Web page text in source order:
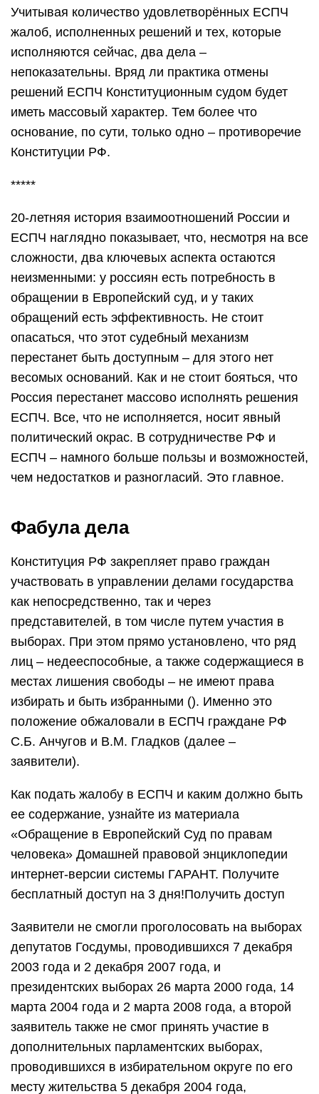
Учитывая количество удовлетворённых ЕСПЧ
жалоб, исполненных решений и тех, которые
исполняются сейчас, два дела –
непоказательны. Вряд ли практика отмены
решений ЕСПЧ Конституционным судом будет
иметь массовый характер. Тем более что
основание, по сути, только одно – противоречие
Конституции РФ.
*****
20-летняя история взаимоотношений России и
ЕСПЧ наглядно показывает, что, несмотря на все
сложности, два ключевых аспекта остаются
неизменными: у россиян есть потребность в
обращении в Европейский суд, и у таких
обращений есть эффективность. Не стоит
опасаться, что этот судебный механизм
перестанет быть доступным – для этого нет
весомых оснований. Как и не стоит бояться, что
Россия перестанет массово исполнять решения
ЕСПЧ. Все, что не исполняется, носит явный
политический окрас. В сотрудничестве РФ и
ЕСПЧ – намного больше пользы и возможностей,
чем недостатков и разногласий. Это главное.
Фабула дела
Конституция РФ закрепляет право граждан
участвовать в управлении делами государства
как непосредственно, так и через
представителей, в том числе путем участия в
выборах. При этом прямо установлено, что ряд
лиц – недееспособные, а также содержащиеся в
местах лишения свободы – не имеют права
избирать и быть избранными (). Именно это
положение обжаловали в ЕСПЧ граждане РФ
С.Б. Анчугов и В.М. Гладков (далее –
заявители).
Как подать жалобу в ЕСПЧ и каким должно быть
ее содержание, узнайте из материала
«Обращение в Европейский Суд по правам
человека» Домашней правовой энциклопедии
интернет-версии системы ГАРАНТ. Получите
бесплатный доступ на 3 дня!Получить доступ
Заявители не смогли проголосовать на выборах
депутатов Госдумы, проводившихся 7 декабря
2003 года и 2 декабря 2007 года, и
президентских выборах 26 марта 2000 года, 14
марта 2004 года и 2 марта 2008 года, а второй
заявитель также не смог принять участие в
дополнительных парламентских выборах,
проводившихся в избирательном округе по его
месту жительства 5 декабря 2004 года,